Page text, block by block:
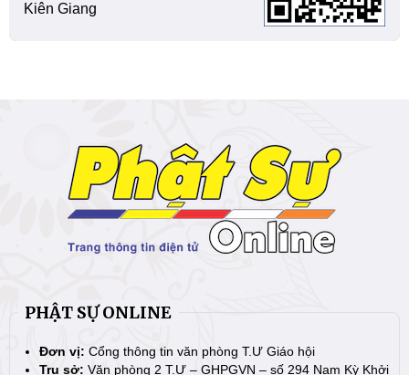
Kiên Giang
PHẬT SỰ ONLINE
Đơn vị: Cổng thông tin văn phòng T.Ư Giáo hội
Trụ sở: Văn phòng 2 T.Ư – GHPGVN – số 294 Nam Kỳ Khởi